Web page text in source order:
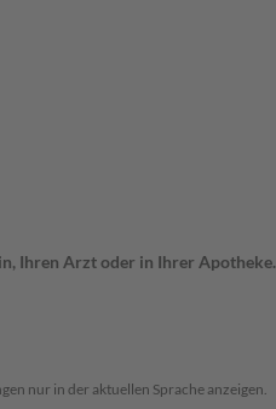
Ihren Arzt oder in Ihrer Apotheke.
nur in der aktuellen Sprache anzeigen.